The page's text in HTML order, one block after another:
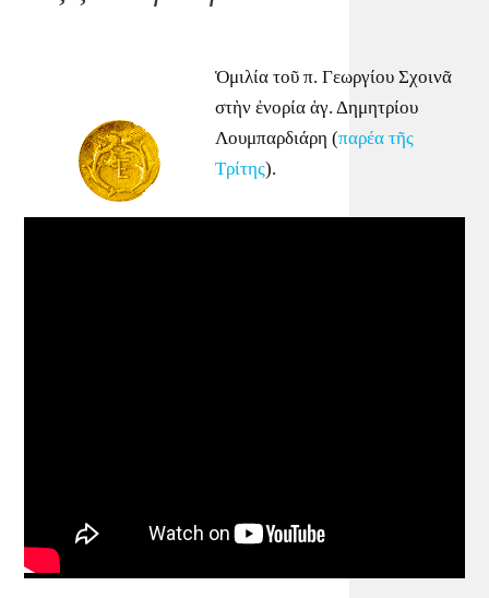
Ὁμιλία τοῦ π. Γεωργίου Σχοινᾶ
στὴν ἐνορία ἁγ. Δημητρίου
Λουμπαρδιάρη (παρέα τῆς
Τρίτης).